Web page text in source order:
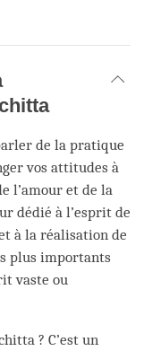
de la pratique
vos attitudes à
l’amour et de la
dédié à l’esprit de
à la réalisation de
plus importants
vaste ou
? C’est un